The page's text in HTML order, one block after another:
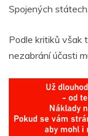
Spojených státech.
Podle kritiků však
nezabrání účasti